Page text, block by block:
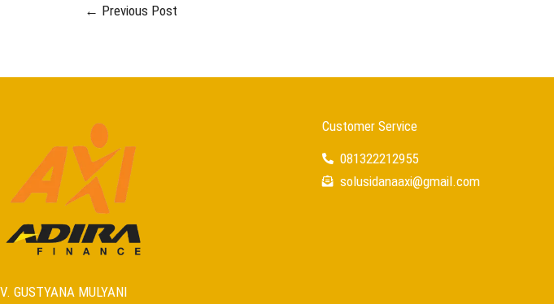
← Previous Post
V. GUSTYANA MULYANI
Customer Service
081322212955
solusidanaaxi@gmail.com